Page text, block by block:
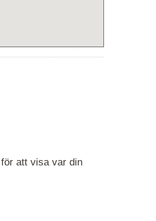
att visa var din